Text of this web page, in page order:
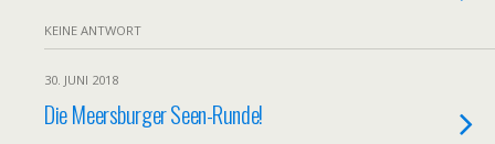
KEINE ANTWORT
30. JUNI 2018
Die Meersburger Seen-Runde!